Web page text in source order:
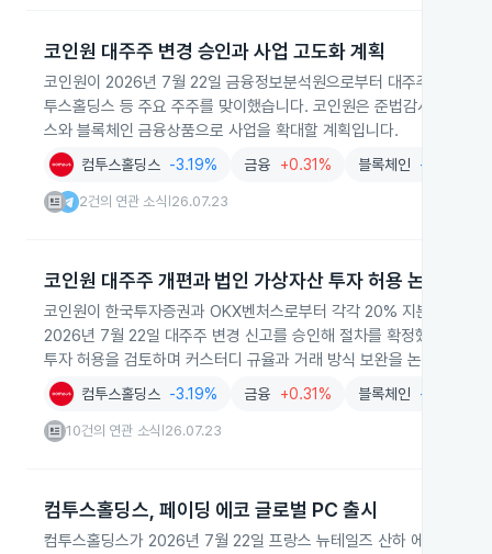
코인원 대주주 변경 승인과 사업 고도화 계획
코인원이 2026년 7월 22일 금융정보분석원으로부터 대주주 변경 신
투스홀딩스 등 주요 주주를 맞이했습니다. 코인원은 준법감시 체계
스와 블록체인 금융상품으로 사업을 확대할 계획입니다.
컴투스홀딩스 -3.19% 금융 +0.31% 블록체인 -2.29%
2건의 연관 소식 26.07.23
코인원 대주주 개편과 법인 가상자산 투자 허용 논의
코인원이 한국투자증권과 OKX벤처스로부터 각각 20% 지분 투자를
2026년 7월 22일 대주주 변경 신고를 승인해 절차를 확정했습니다.
투자 허용을 검토하며 커스터디 규율과 거래 방식 보완을 논의하고 있
컴투스홀딩스 -3.19% 금융 +0.31% 블록체인 -2.29%
10건의 연관 소식 26.07.23
컴투스홀딩스, 페이딩 에코 글로벌 PC 출시
컴투스홀딩스가 2026년 7월 22일 프랑스 뉴테일즈 산하 에메테리아